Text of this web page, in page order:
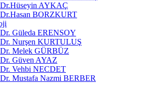
Dr.Hüseyin AYKAÇ
Dr.Hasan BORZKURT
Dr. Güleda ERENSOY
Dr. Nurşen KURTULUŞ
Dr. Melek GÜRBÜZ
Dr. Güven AYAZ
Dr. Vehbi NECDET
Dr. Mustafa Nazmi BERBER